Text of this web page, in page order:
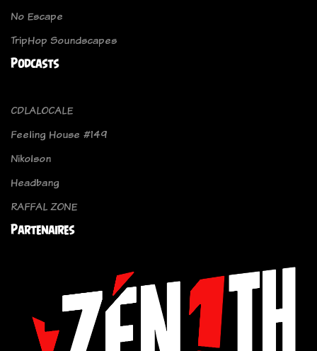
No Escape
TripHop Soundscapes
Podcasts
CDLALOCALE
Feeling House #149
Nikolson
Headbang
RAFFAL ZONE
Partenaires